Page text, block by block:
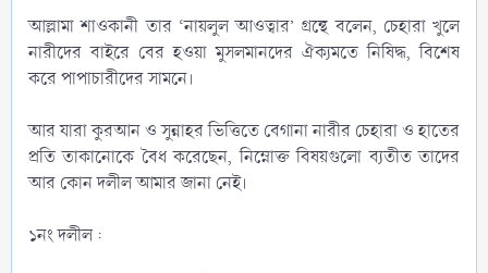
আল্লামা শাওকানী তার ‘নায়লুল আওত্বার’ গ্রন্থে বলেন, চেহারা খুলে
নারীদের বাইরে বের হওয়া মুসলমানদের ঐক্যমতে নিষিদ্ধ, বিশেষ
করে পাপাচারীদের সামনে।
আর যারা কুরআন ও সুন্নাহর ভিত্তিতে বেগানা নারীর চেহারা ও হাতের
প্রতি তাকানোকে বৈধ করেছেন, নিম্নোক্ত বিষয়গুলো ব্যতীত তাদের
আর কোন দলীল আমার জানা নেই।
১নং দলীল :